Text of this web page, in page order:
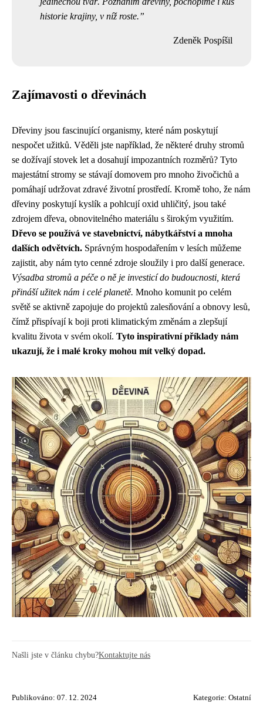
historie krajiny, v níž roste.
Zdeněk Pospíšil
Zajímavosti o dřevinách
Dřeviny jsou fascinující organismy, které nám poskytují
nespočet užitků. Věděli jste například, že některé druhy stromů
se dožívají stovek let a dosahují impozantních rozměrů? Tyto
majestátní stromy se stávají domovem pro mnoho živočichů a
pomáhají udržovat zdravé životní prostředí. Kromě toho, že nám
dřeviny poskytují kyslík a pohlcují oxid uhličitý, jsou také
zdrojem dřeva, obnovitelného materiálu s širokým využitím.
Dřevo se používá ve stavebnictví, nábytkářství a mnoha
dalších odvětvích. Správným hospodařením v lesích můžeme
zajistit, aby nám tyto cenné zdroje sloužily i pro další generace.
Výsadba stromů a péče o ně je investicí do budoucnosti, která
přináší užitek nám i celé planetě. Mnoho komunit po celém
světě se aktivně zapojuje do projektů zalesňování a obnovy lesů,
čímž přispívají k boji proti klimatickým změnám a zlepšují
kvalitu života v svém okolí. Tyto inspirativní příklady nám
ukazují, že i malé kroky mohou mít velký dopad.
Našli jste v článku chybu?Kontaktujte nás
Publikováno: 07. 12. 2024 Kategorie: Ostatní